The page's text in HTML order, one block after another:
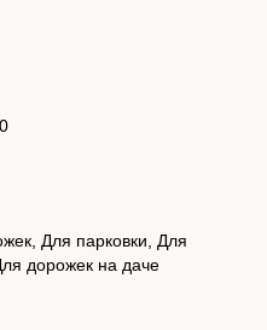
Для парковки, Для
дорожек на даче